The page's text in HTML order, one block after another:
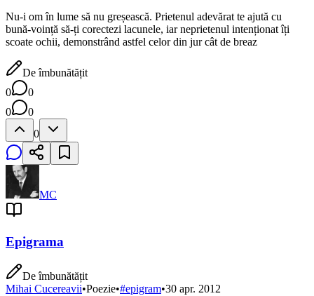
Nu-i om în lume să nu greșească. Prietenul adevărat te ajută cu
bună-voință să-ți corectezi lacunele, iar neprietenul intenționat îți
scoate ochii, demonstrând astfel celor din jur cât de breaz
De îmbunătățit
0
0
0
0
0
MC
Epigrama
De îmbunătățit
Mihai Cucereavii•Poezie•#epigram•30 apr. 2012